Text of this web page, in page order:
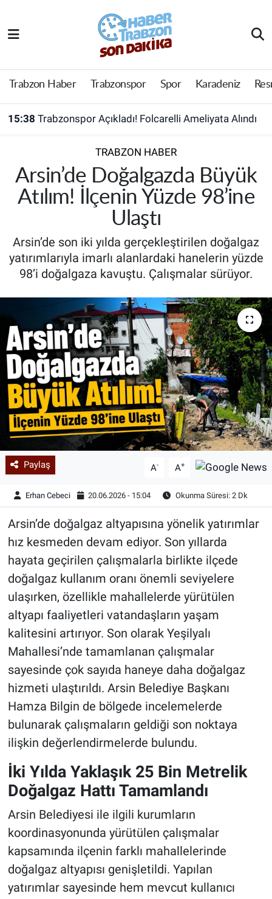
Trabzon Haber Trabzonspor Spor Karadeniz
15:38 Trabzonspor Açıkladı! Folcarelli Ameliyata Alındı
TRABZON HABER
Arsin’de Doğalgazda Büyük
Atılım! İlçenin Yüzde 98’ine
Ulaştı
Arsin’de son iki yılda gerçekleştirilen doğalgaz
yatırımlarıyla imarlı alanlardaki hanelerin yüzde
98’i doğalgaza kavuştu. Çalışmalar sürüyor.
Paylaş A- A+
Erhan Cebeci 20.06.2026 - 15:04 Okunma Süresi: 2 Dk
Arsin’de doğalgaz altyapısına yönelik yatırımlar
hız kesmeden devam ediyor. Son yıllarda
hayata geçirilen çalışmalarla birlikte ilçede
doğalgaz kullanım oranı önemli seviyelere
ulaşırken, özellikle mahallelerde yürütülen
altyapı faaliyetleri vatandaşların yaşam
kalitesini artırıyor. Son olarak Yeşilyalı
Mahallesi’nde tamamlanan çalışmalar
sayesinde çok sayıda haneye daha doğalgaz
hizmeti ulaştırıldı. Arsin Belediye Başkanı
Hamza Bilgin de bölgede incelemelerde
bulunarak çalışmaların geldiği son noktaya
ilişkin değerlendirmelerde bulundu.
İki Yılda Yaklaşık 25 Bin Metrelik
Doğalgaz Hattı Tamamlandı
Arsin Belediyesi ile ilgili kurumların
koordinasyonunda yürütülen çalışmalar
kapsamında ilçenin farklı mahallelerinde
doğalgaz altyapısı genişletildi. Yapılan
yatırımlar sayesinde hem mevcut kullanıcı
Trabzon Haber
Trabzonspor
Resmi Reklam
Yazarlar
Trabzon Nöbetçi Eczaneler
Trabzon Hava Durumu
Süper Lig Puan Durumu ve Fikstür
Tüm Manşetler
Haber Arşivi